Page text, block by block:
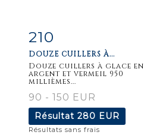
Fiche
210
DOUZE CUILLERS À...
Douze cuillers à glace en
argent et vermeil 950
millièmes...
90 - 150 EUR
Résultat 280 EUR
Résultats sans frais